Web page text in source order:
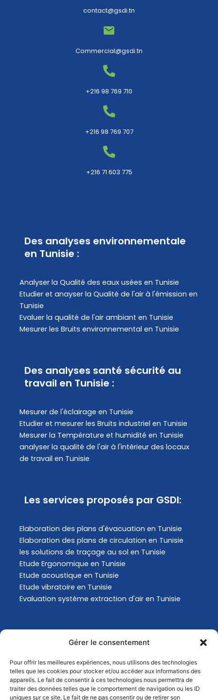
Gérer le consentement
Pour offrir les meilleures expériences, nous utilisons des technologies
telles que les cookies pour stocker et/ou accéder aux informations des
appareils. Le fait de consentir à ces technologies nous permettra de
traiter des données telles que le comportement de navigation ou les ID
uniques sur ce site. Le fait de ne pas consentir ou de retirer son
contact@gsdi.tn
Commercial@gsdi.tn
+216 98 769 710
+216 98 769 707
+216 71 603 775
Des analyses environnementale
en Tunisie :
Analyser la Qualité des eaux usées en Tunisie
Etudier et anayser la Qualité de l'air à l'émission en
Tunisie
Evaluer la qualité de l'air ambiant en Tunisie
Mesurer les Bruits environnemental en Tunisie
Des analyses santé sécurité au
travail en Tunisie :
Mesurer de l'éclairage en Tunisie
Etudier et mesurer les Bruits industriel en Tunisie
Mesurer la Température et humidité en Tunisie
analyser la qualité de l'air à l'intérieur des locaux
de travail en Tunisie
Les services proposés par GSDI:
Elaboration des plans d'évacuation​ en Tunisie
Elaboration des plans de circulation en Tunisie
les solutions de traçage au sol en Tunisie
Etude Ergonomique en Tunisie
Etude acoustique en Tunisie
Etude vibratoire en Tunisie
Evaluation système extraction d'air en Tunisie
Actualités
Analyse Environnementale en Tunisie
Comment choisir son masque de protection
respiratoire ?